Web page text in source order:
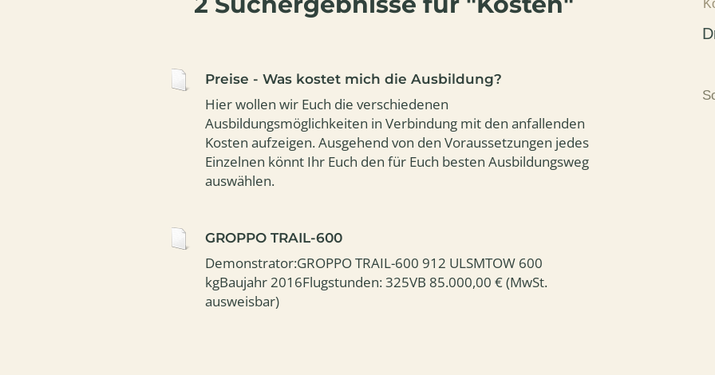
Steigrate in den Himmel.
gee
Preise - Was kostet mich die Ausbildung?
Hier wollen wir Euch die verschiedenen
Ausbildungsmöglichkeiten in Verbindung mit den anfallenden
Kosten aufzeigen. Ausgehend von den Voraussetzungen jedes
Einzelnen könnt Ihr Euch den für Euch besten Ausbildungsweg
auswählen.
GROPPO TRAIL-600
Demonstrator:GROPPO TRAIL-600 912 ULSMTOW 600
kgBaujahr 2016Flugstunden: 325VB 85.000,00 € (MwSt.
ausweisbar)